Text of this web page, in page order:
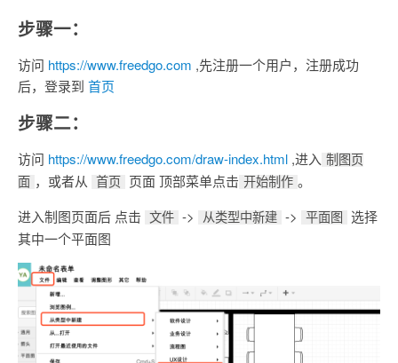
步骤一：
访问 https://www.freedgo.com ,先注册一个用户，注册成功
后，登录到 首页
步骤二：
访问 https://www.freedgo.com/draw-index.html ,进入 制图页
面 ，或者从 首页 页面 顶部菜单点击 开始制作 。
进入制图页面后 点击
文件 -> 从类型中新建 -> 平面图
选择
其中一个平面图